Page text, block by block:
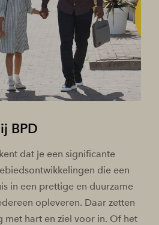
BPD
dat je een significante
die een
in een prettige en duurzame
opleveren. Daar zetten
met hart en ziel voor in. Of het